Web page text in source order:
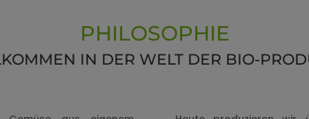
PHILOSOPHIE
IN DER WELT DER BIO-